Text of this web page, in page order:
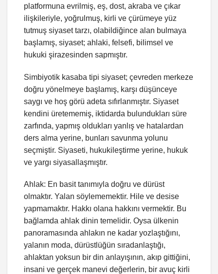
platformuna evrilmiş, eş, dost, akraba ve çıkar
ilişkileriyle, yoğrulmuş, kirli ve çürümeye yüz
tutmuş siyaset tarzı, olabildiğince alan bulmaya
başlamış, siyaset; ahlaki, felsefi, bilimsel ve
hukuki şirazesinden sapmıştır.
Simbiyotik kasaba tipi siyaset; çevreden merkeze
doğru yönelmeye başlamış, karşı düşünceye
saygı ve hoş görü adeta sıfırlanmıştır. Siyaset
kendini üretememiş, iktidarda bulundukları süre
zarfında, yapmış oldukları yanlış ve hatalardan
ders alma yerine, bunları savunma yolunu
seçmiştir. Siyaseti, hukukileştirme yerine, hukuk
ve yargı siyasallaşmıştır.
Ahlak: En basit tanımıyla doğru ve dürüst
olmaktır. Yalan söylememektir. Hile ve desise
yapmamaktır. Hakkı olana hakkını vermektir. Bu
bağlamda ahlak dinin temelidir. Oysa ülkenin
panoramasında ahlakın ne kadar yozlaştığını,
yalanın moda, dürüstlüğün sıradanlaştığı,
ahlaktan yoksun bir din anlayışının, akıp gittiğini,
insani ve gerçek manevi değerlerin, bir avuç kirli